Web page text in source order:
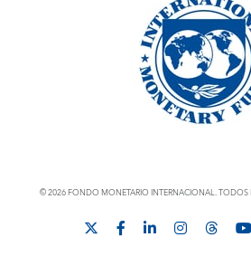
© 2026 FONDO MONETARIO INTERNACIONAL. TODOS